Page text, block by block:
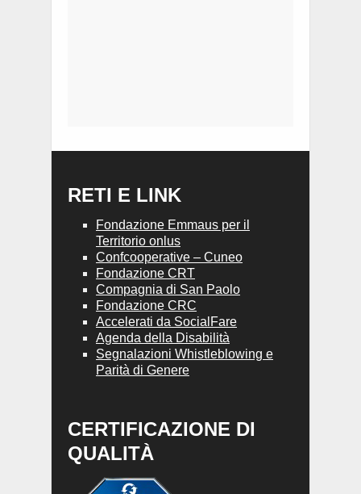
RETI E LINK
Fondazione Emmaus per il
Territorio onlus
Confcooperative – Cuneo
Fondazione CRT
Compagnia di San Paolo
Fondazione CRC
Accelerati da SocialFare
Agenda della Disabilità
Segnalazioni Whistleblowing e
Parità di Genere
CERTIFICAZIONE DI
QUALITÀ